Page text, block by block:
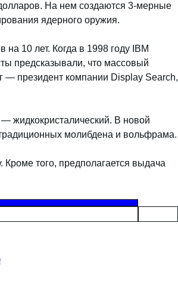
На нем создаются 3-мерные
ядерного оружия.
10 лет. Когда в 1998 году IBM
предсказывали, что массовый
— президент компании Display Search,
жидкокристалический. В новой
молибдена и вольфрама.
Кроме того, предполагается выдача